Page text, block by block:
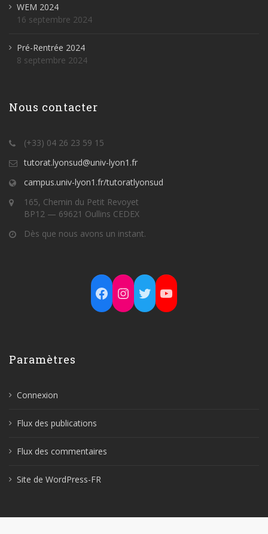
WEM 2024
16 septembre 2024
Pré-Rentrée 2024
8 septembre 2024
Nous contacter
(+33) 04 26 23 59 15
tutorat.lyonsud@univ-lyon1.fr
campus.univ-lyon1.fr/tutoratlyonsud
165, Chemin du Petit Revoyet
BP12 — 69621 Oullins CEDEX
Dès que nous avons un instant.
Facebook Instagram Twitter YouTube
Paramètres
Connexion
Flux des publications
Flux des commentaires
Site de WordPress-FR